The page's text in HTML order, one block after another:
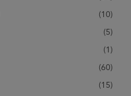
(10)
(5)
(1)
(60)
(15)